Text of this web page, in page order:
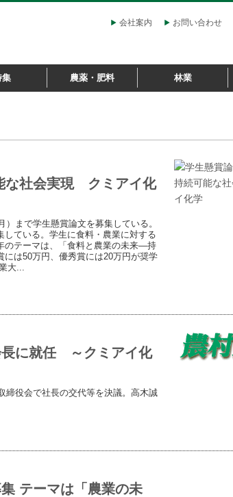
会社案内 お問い合わせ
集 農薬・肥料 林業
な社会実現 クミアイ化
まで学生懸賞論文を募集している。
ている。学生に食料・農業に対する
のテーマは、「食料と農業の未来―持
は50万円、優秀賞には20万円が奨学
大...
に就任 ～クミアイ化
締役会で社長の交代等を決議。高木誠
テーマは「農業の未